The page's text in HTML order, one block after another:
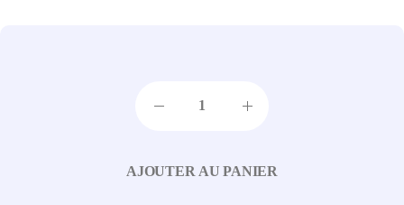
AJOUTER AU PANIER